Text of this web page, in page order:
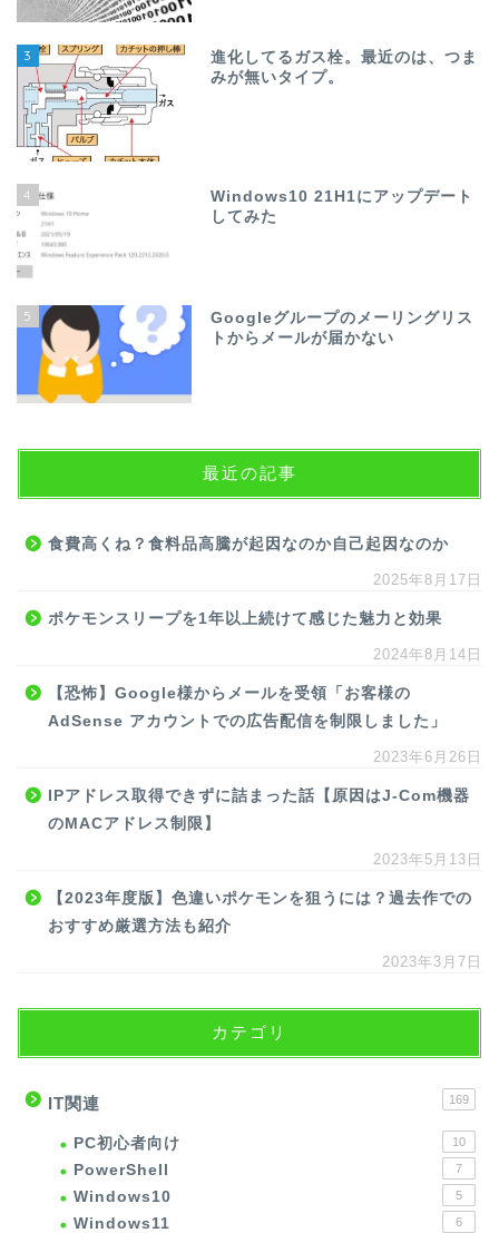
3
進化してるガス栓。最近のは、つま
みが無いタイプ。
4
Windows10 21H1にアップデート
してみた
5
Googleグループのメーリングリス
トからメールが届かない
最近の記事
食費高くね？食料品高騰が起因なのか自己起因なのか
2025年8月17日
ポケモンスリープを1年以上続けて感じた魅力と効果
2024年8月14日
【恐怖】Google様からメールを受領「お客様の
AdSense アカウントでの広告配信を制限しました」
2023年6月26日
IPアドレス取得できずに詰まった話【原因はJ-Com機器
のMACアドレス制限】
2023年5月13日
【2023年度版】色違いポケモンを狙うには？過去作での
おすすめ厳選方法も紹介
2023年3月7日
カテゴリ
IT関連 169
PC初心者向け 10
PowerShell 7
Windows10 5
Windows11 6